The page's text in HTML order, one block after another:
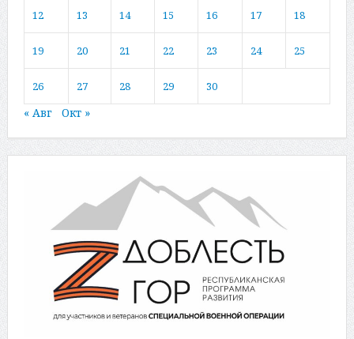
12 13 14 15 16 17 18
19 20 21 22 23 24 25
26 27 28 29 30
« Авг Окт »